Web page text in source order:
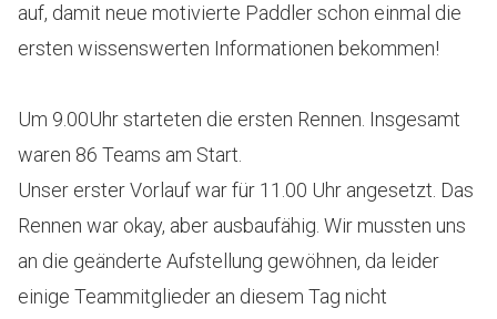
auf, damit neue motivierte Paddler schon einmal die
ersten wissenswerten Informationen bekommen!
Um 9.00Uhr starteten die ersten Rennen. Insgesamt
waren 86 Teams am Start.
Unser erster Vorlauf war für 11.00 Uhr angesetzt. Das
Rennen war okay, aber ausbaufähig. Wir mussten uns
an die geänderte Aufstellung gewöhnen, da leider
einige Teammitglieder an diesem Tag nicht